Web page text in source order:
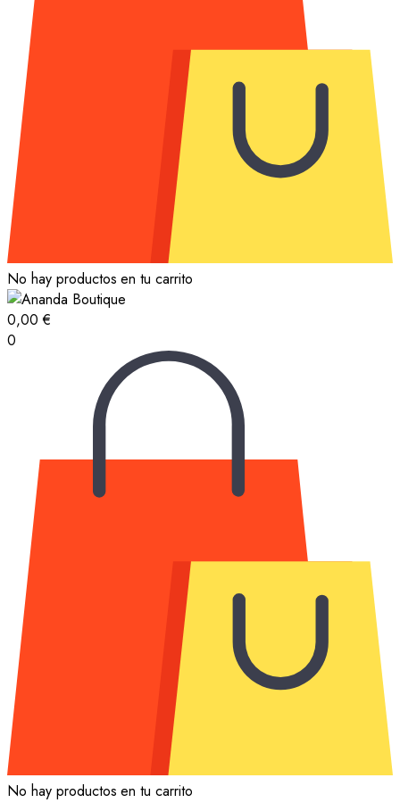
No hay productos en tu carrito
0,00€
0
No hay productos en tu carrito